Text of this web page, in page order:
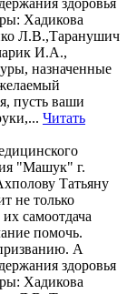
здоровья
Хадикова
Л.В.,Таранушич
И.А.,
назначенные
пусть ваши
Читать
"Машук" г.
Татьяну
не только
самоотдача
помочь.
А
здоровья
Хадикова